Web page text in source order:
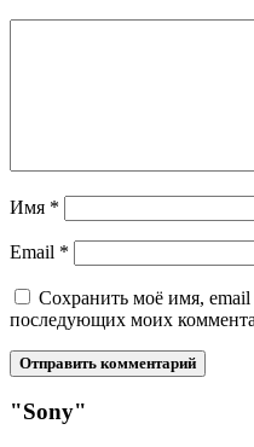
Имя *
Email *
Сохранить моё имя, email
последующих моих
"Sony"